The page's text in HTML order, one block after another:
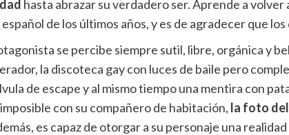
hasta abrazar su verdadero ser. Aprende a
de los últimos años, y es de agradecer que
se percibe siempre sutil, libre, orgánica y
la discoteca gay con luces de baile pero
de escape y al mismo tiempo una mentira con
con su compañero de habitación, la foto del
es capaz de otorgar a su personaje una